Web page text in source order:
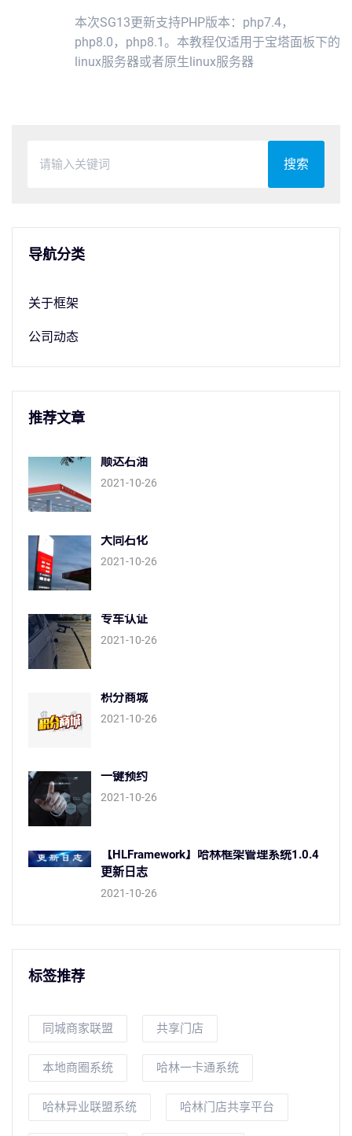
本次SG13更新支持PHP版本：php7.4，
php8.0，php8.1。本教程仅适用于宝塔面板下的
linux服务器或者原生linux服务器
搜索
导航分类
关于框架
公司动态
推荐文章
顺达石油
2021-10-26
大同石化
2021-10-26
专车认证
2021-10-26
积分商城
2021-10-26
一键预约
2021-10-26
【HLFramework】哈林框架管理系统1.0.4
更新日志
2021-10-26
标签推荐
同城商家联盟 共享门店
本地商圈系统 哈林一卡通系统
哈林异业联盟系统 哈林门店共享平台